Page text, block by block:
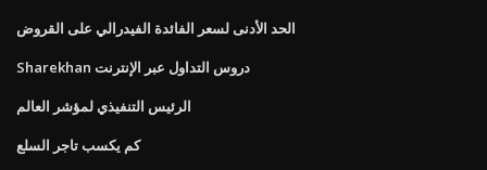
الحد الأدنى لسعر الفائدة الفيدرالي على القروض
Sharekhan دروس التداول عبر الإنترنت
الرئيس التنفيذي لمؤشر العالم
كم يكسب تاجر السلع